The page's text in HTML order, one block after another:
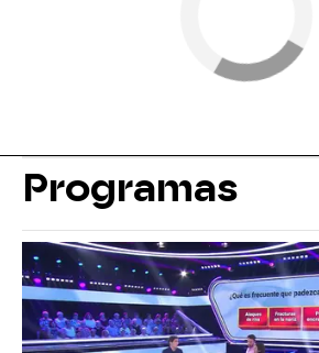
Programas